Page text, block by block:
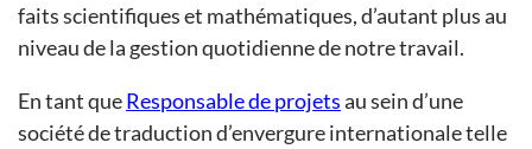
faits scientifiques et mathématiques, d’autant plus au
niveau de la gestion quotidienne de notre travail.
En tant queResponsable de projetsau sein d’une
société de traduction d’envergure internationale telle